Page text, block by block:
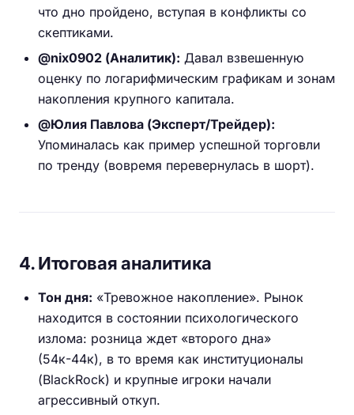
что дно пройдено, вступая в конфликты со
скептиками.
@nix0902 (Аналитик): Давал взвешенную
оценку по логарифмическим графикам и зонам
накопления крупного капитала.
@Юлия Павлова (Эксперт/Трейдер):
Упоминалась как пример успешной торговли
по тренду (вовремя перевернулась в шорт).
4. Итоговая аналитика
Тон дня: «Тревожное накопление». Рынок
находится в состоянии психологического
излома: розница ждет «второго дна»
(54к-44к), в то время как институционалы
(BlackRock) и крупные игроки начали
агрессивный откуп.